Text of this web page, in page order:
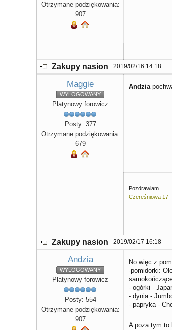
Otrzymane podziękowania:
907
Zakupy nasion 2019/02/16 14:18
Maggie
WYLOGOWANY
Platynowy forowicz
Posty: 377
Otrzymane podziękowania:
679
Andzia
Pozdrawiam
Czereśniowa 17
Zakupy nasion 2019/02/17 16:18
Andzia
WYLOGOWANY
Platynowy forowicz
Posty: 554
Otrzymane podziękowania:
907
No więc z
-pomidorki:
- ogórki -
- dynia -
- papryka -
A poza tym to